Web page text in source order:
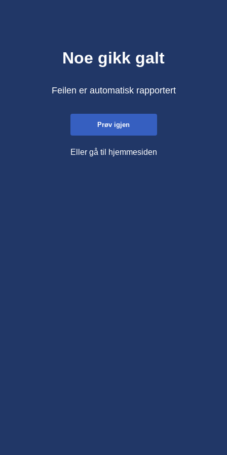
Noe gikk galt
Feilen er automatisk rapportert
Prøv igjen
Eller gå til hjemmesiden